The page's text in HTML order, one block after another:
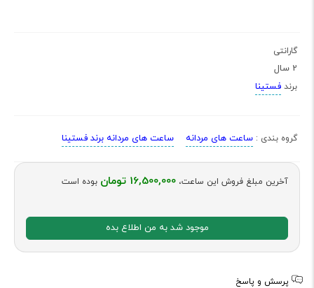
گارانتی
2 سال
برند فستینا
گروه بندی : ساعت های مردانه ساعت های مردانه برند فستینا
آخرین مبلغ فروش این ساعت، 16,500,000 تومان بوده است
موجود شد به من اطلاع بده
پرسش و پاسخ